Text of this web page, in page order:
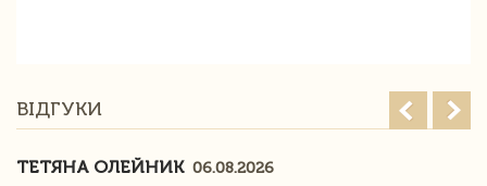
ВІДГУКИ
ТЕТЯНА ОЛЕЙНИК 06.08.2026